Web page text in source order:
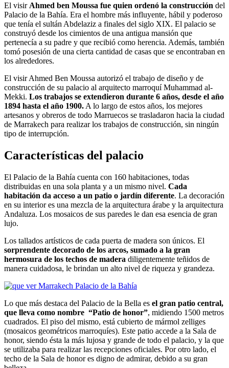
El visir Ahmed ben Moussa fue quien ordenó la construcción del
Palacio de la Bahía. Era el hombre más influyente, hábil y poderoso
que tenía el sultán Abdelaziz a finales del siglo XIX. El palacio se
construyó desde los cimientos de una antigua mansión que
pertenecía a su padre y que recibió como herencia. Además, también
tomó posesión de una cierta cantidad de casas que se encontraban en
los alrededores.
El visir Ahmed Ben Moussa autorizó el trabajo de diseño y de
construcción de su palacio al arquitecto marroquí Muhammad al-
Mekki. Los trabajos se extendieron durante 6 años, desde el año
1894 hasta el año 1900. A lo largo de estos años, los mejores
artesanos y obreros de todo Marruecos se trasladaron hacia la ciudad
de Marrakech para realizar los trabajos de construcción, sin ningún
tipo de interrupción.
Características del palacio
El Palacio de la Bahía cuenta con 160 habitaciones, todas
distribuidas en una sola planta y a un mismo nivel. Cada
habitación da acceso a un patio o jardín diferente. La decoración
en su interior es una mezcla de la arquitectura árabe y la arquitectura
Andaluza. Los mosaicos de sus paredes le dan esa esencia de gran
lujo.
Los tallados artísticos de cada puerta de madera son únicos. El
sorprendente decorado de los arcos, sumado a la gran
hermosura de los techos de madera diligentemente teñidos de
manera cuidadosa, le brindan un alto nivel de riqueza y grandeza.
Lo que más destaca del Palacio de la Bella es el gran patio central,
que lleva como nombre “Patio de honor”, midiendo 1500 metros
cuadrados. El piso del mismo, está cubierto de mármol zelliges
(mosaicos geométricos marroquíes). Este patio accede a la Sala de
honor, siendo ésta la más lujosa y grande de todo el palacio, y la que
se utilizaba para realizar las recepciones oficiales. Por otro lado, el
techo de la Sala de honor es digno de admirar, debido a su gran